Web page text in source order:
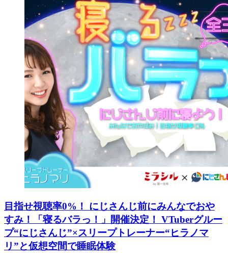
目指せ視聴率0%！ にじさんじ前にみんなでおや
すみ！「寝るバラっ！」開催決定！ VTuberグルー
プ“にじさんじ”×スリープトレーナー“ヒラノマ
リ”と仮想空間で睡眠体験